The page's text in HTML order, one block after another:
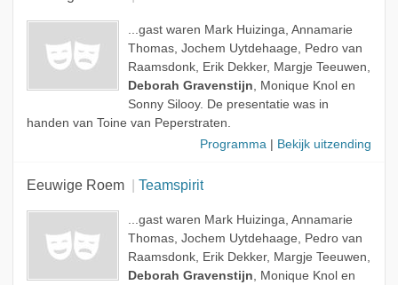
...gast waren Mark Huizinga, Annamarie
Thomas, Jochem Uytdehaage, Pedro van
Raamsdonk, Erik Dekker, Margje Teeuwen,
Deborah Gravenstijn, Monique Knol en
Sonny Silooy. De presentatie was in
handen van Toine van Peperstraten.
Programma
Bekijk uitzending
Eeuwige Roem Teamspirit
...gast waren Mark Huizinga, Annamarie
Thomas, Jochem Uytdehaage, Pedro van
Raamsdonk, Erik Dekker, Margje Teeuwen,
Deborah Gravenstijn, Monique Knol en